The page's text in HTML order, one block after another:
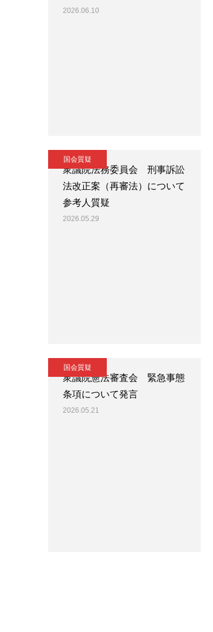
2026.06.10
国会質疑
衆議院法務委員会 刑事訴訟
法改正案（再審法）について
参考人質疑
2026.05.29
国会質疑
衆議院憲法審査会 緊急事態
条項について発言
2026.05.21